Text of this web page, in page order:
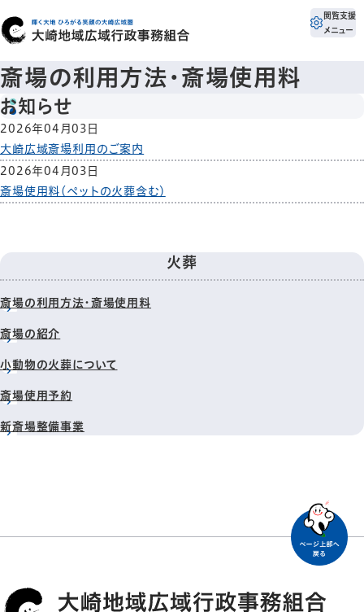
閲覧支援
メニュー
斎場の利用方法・斎場使用料
お知らせ
2026年04月03日
大崎広域斎場利用のご案内
2026年04月03日
斎場使用料（ペットの火葬含む）
火葬
斎場の利用方法・斎場使用料
斎場の紹介
小動物の火葬について
斎場使用予約
新斎場整備事業